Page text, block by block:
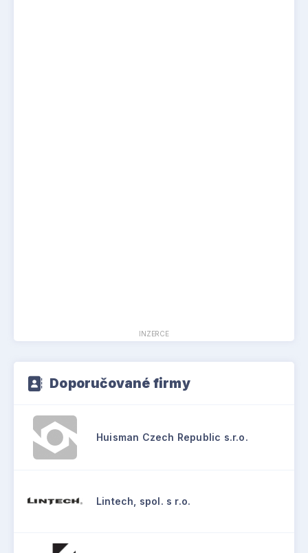
INZERCE
Doporučované firmy
Huisman Czech Republic s.r.o.
Lintech, spol. s r.o.